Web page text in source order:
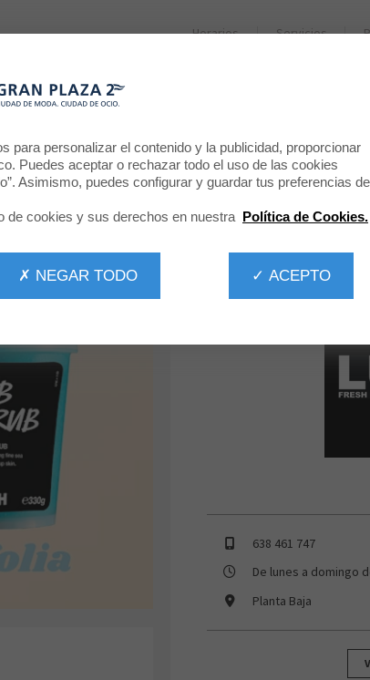
Horarios Servicios
PERFECTO!
LUSH
638 461 747
De lunes a domingo
Planta Baja
para personalizar el contenido y la publicidad, proporcionar
Puedes aceptar o rechazar todo el uso de las cookies
Asimismo, puedes configurar y guardar tus preferencias de
de cookies y sus derechos en nuestra Política de Cookies.
✓ ACEPTO
✗ NEGAR TODO